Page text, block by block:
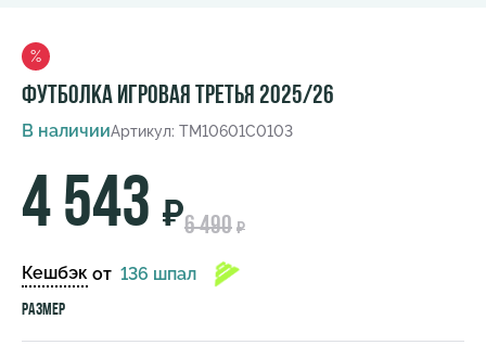
%
Футболка игровая третья 2025/26
В наличииАртикул: TM10601C0103
4 543 ₽6 490 ₽
Кешбэк от 136 шпал
Размер